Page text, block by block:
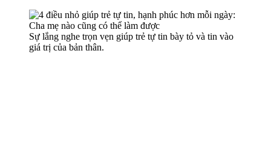
Sự lắng nghe trọn vẹn giúp trẻ tự tin bày tỏ và tin vào
giá trị của bản thân.